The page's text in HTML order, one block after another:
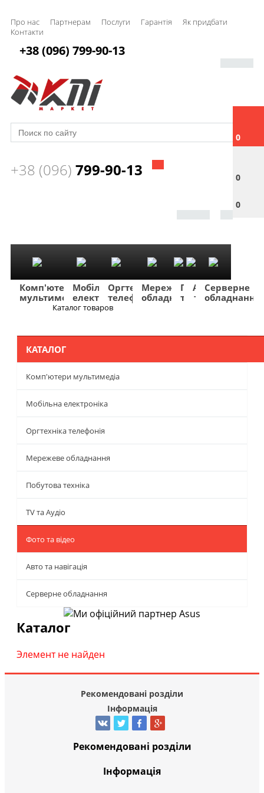
Про нас Партнерам Послуги Гарантія
Як придбати
Контакти
0
0
0
+38 (096) 799-90-13
+38 (096) 799-90-13
Комп'ютери
мультимедіа
Мобільна
електроніка
Оргтехніка
телефонія
Мережеве
обладнання
Побутова
техніка
TV
та
Фото
та
Авто
та
Серверне
обладнання
Каталог товаров
КАТАЛОГ
Комп'ютери мультимедіа
Мобільна електроніка
Оргтехніка телефонія
Мережеве обладнання
Побутова техніка
TV та Аудіо
Фото та відео
Авто та навігація
Серверне обладнання
Каталог
Элемент не найден
Рекомендовані розділи
Інформація
Рекомендовані розділи
Інформація